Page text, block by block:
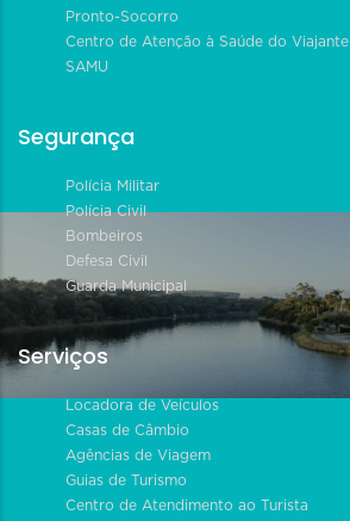
Pronto-Socorro
Centro de Atenção à Saúde do Viajante
SAMU
Segurança
Polícia Militar
Polícia Civil
Bombeiros
Defesa Civil
Guarda Municipal
Serviços
Locadora de Veículos
Casas de Câmbio
Agências de Viagem
Guias de Turismo
Centro de Atendimento ao Turista